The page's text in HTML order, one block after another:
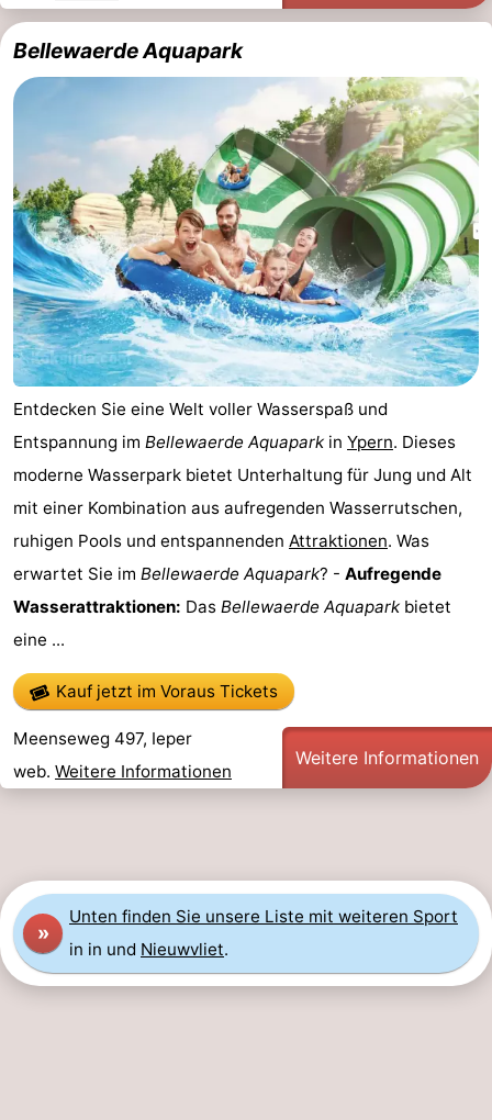
Bellewaerde Aquapark
Entdecken Sie eine Welt voller Wasserspaß und
Entspannung im Bellewaerde Aquapark in Ypern. Dieses
moderne Wasserpark bietet Unterhaltung für Jung und Alt
mit einer Kombination aus aufregenden Wasserrutschen,
ruhigen Pools und entspannenden Attraktionen. Was
erwartet Sie im Bellewaerde Aquapark? - Aufregende
Wasserattraktionen: Das Bellewaerde Aquapark bietet
eine ...
Kauf jetzt im Voraus Tickets
Meenseweg 497, Ieper
web. Weitere Informationen
Weitere Informationen
»
Unten finden Sie unsere Liste mit weiteren Sport
in in und Nieuwvliet.